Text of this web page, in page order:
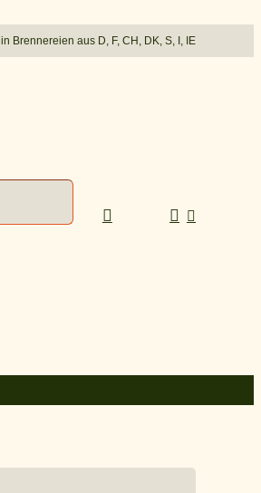
in Brennereien aus D, F, CH, DK, S, I, IE